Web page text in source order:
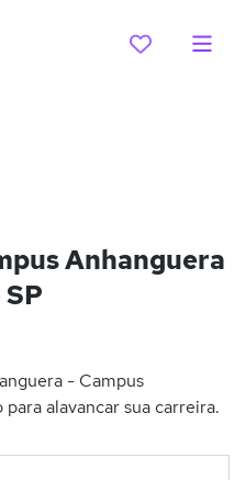
Anhanguera
- Campus
alavancar sua carreira.